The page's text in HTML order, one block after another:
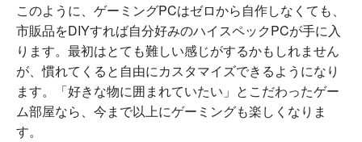
このように、ゲーミングPCはゼロから自作しなくても、
市販品をDIYすれば自分好みのハイスペックPCが手に入
ります。最初はとても難しい感じがするかもしれません
が、慣れてくると自由にカスタマイズできるようになり
ます。「好きな物に囲まれていたい」とこだわったゲー
ム部屋なら、今まで以上にゲーミングも楽しくなりま
す。